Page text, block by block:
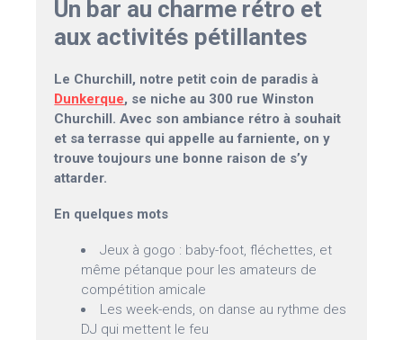
Un bar au charme rétro et
aux activités pétillantes
Le Churchill, notre petit coin de paradis à
Dunkerque, se niche au 300 rue Winston
Churchill. Avec son ambiance rétro à souhait
et sa terrasse qui appelle au farniente, on y
trouve toujours une bonne raison de s’y
attarder.
En quelques mots
Jeux à gogo : baby-foot, fléchettes, et
même pétanque pour les amateurs de
compétition amicale
Les week-ends, on danse au rythme des
DJ qui mettent le feu